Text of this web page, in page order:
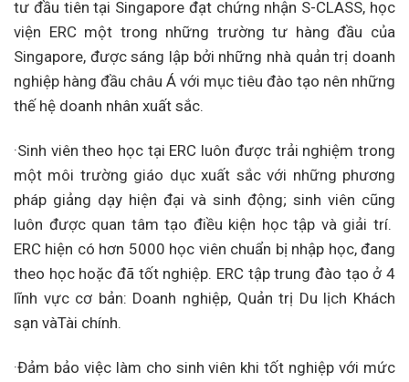
tư đầu tiên tại Singapore đạt chứng nhận S-CLASS, học
viện ERC một trong những trường tư hàng đầu của
Singapore, được sáng lập bởi những nhà quản trị doanh
nghiệp hàng đầu châu Á với mục tiêu đào tạo nên những
thế hệ doanh nhân xuất sắc.
·Sinh viên theo học tại ERC luôn được trải nghiệm trong
một môi trường giáo dục xuất sắc với những phương
pháp giảng dạy hiện đại và sinh động; sinh viên cũng
luôn được quan tâm tạo điều kiện học tập và giải trí.
ERC hiện có hơn 5000 học viên chuẩn bị nhập học, đang
theo học hoặc đã tốt nghiệp. ERC tập trung đào tạo ở 4
lĩnh vực cơ bản: Doanh nghiệp, Quản trị Du lịch Khách
sạn vàTài chính.
·Đảm bảo việc làm cho sinh viên khi tốt nghiệp với mức